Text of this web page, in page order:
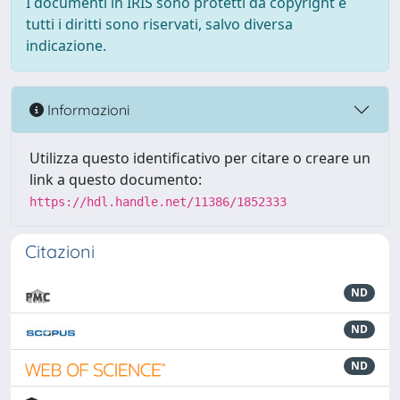
tutti i diritti sono riservati, salvo diversa
indicazione.
Informazioni
Utilizza questo identificativo per citare o creare un
link a questo documento:
https://hdl.handle.net/11386/1852333
Citazioni
ND
ND
ND